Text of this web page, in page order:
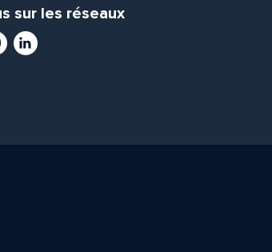
sur les réseaux
LinkedIn